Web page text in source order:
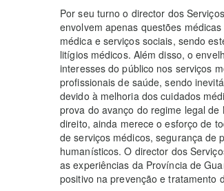
Por seu turno o director dos
envolvem apenas questões
médica e serviços sociais, sendo
litígios médicos. Além disso, o
interesses do público nos serviços
profissionais de saúde, sendo
devido à melhoria dos cuidados
prova do avanço do regime legal
direito, ainda merece o esforço de
de serviços médicos, segurança de
humanísticos. O director dos
as experiências da Província de
positivo na prevenção e tratamento